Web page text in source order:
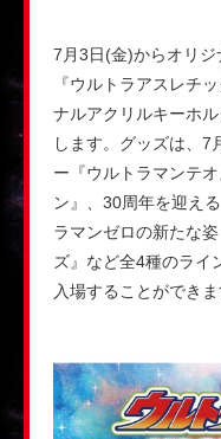
7月3日(金)からオリジ
『ウルトラアスレチ
ナルアクリルキーホ
します。グッズは、7
ー『ウルトラマンテ
ン』、30周年を迎え
ラマンゼロの新たな
ズ』など全4種のライ
入場することができま